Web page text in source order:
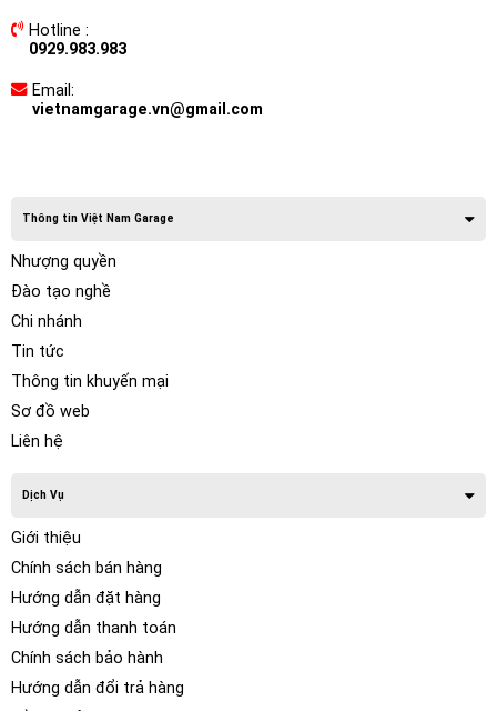
Hotline :
0929.983.983
Email:
vietnamgarage.vn@gmail.com
Thông tin Việt Nam Garage
Nhượng quyền
Đào tạo nghề
Chi nhánh
Tin tức
Thông tin khuyến mại
Sơ đồ web
Liên hệ
Dịch Vụ
Giới thiệu
Chính sách bán hàng
Hướng dẫn đặt hàng
Hướng dẫn thanh toán
Chính sách bảo hành
Hướng dẫn đổi trả hàng